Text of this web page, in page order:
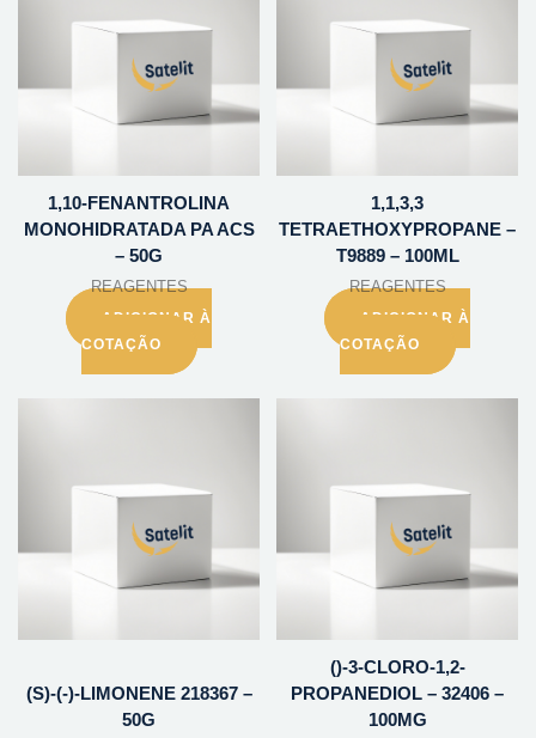
1,10-FENANTROLINA
MONOHIDRATADA PA ACS
– 50G
REAGENTES
ADICIONAR À
COTAÇÃO
1,1,3,3
TETRAETHOXYPROPANE –
T9889 – 100ML
REAGENTES
ADICIONAR À
COTAÇÃO
(S)-(-)-LIMONENE 218367 –
50G
()-3-CLORO-1,2-
PROPANEDIOL – 32406 –
100MG